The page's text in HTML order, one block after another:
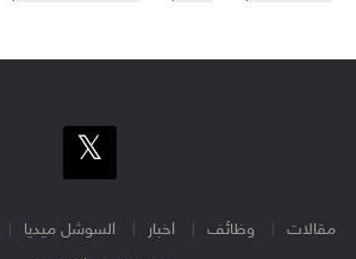
مقالات وظائف اخبار السوشل ميديا